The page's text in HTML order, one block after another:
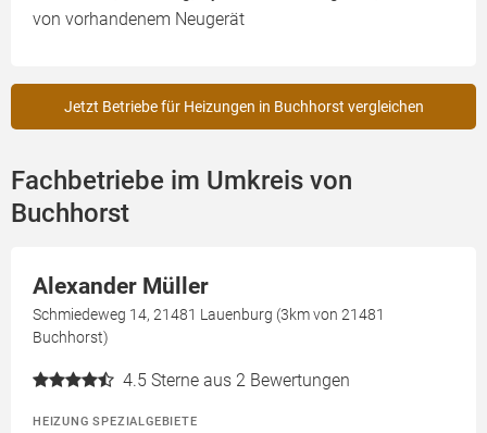
von vorhandenem Neugerät
Jetzt Betriebe für Heizungen in Buchhorst vergleichen
Fachbetriebe im Umkreis von
Buchhorst
Alexander Müller
Schmiedeweg 14, 21481 Lauenburg (3km von 21481
Buchhorst)
4.5 Sterne aus 2 Bewertungen
HEIZUNG SPEZIALGEBIETE